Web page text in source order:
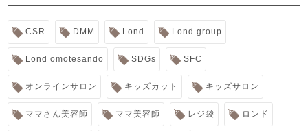
CSR DMM Lond Lond group
Lond omotesando SDGs SFC
オンラインサロン キッズカット キッズサロン
ママさん美容師 ママ美容師 レジ袋 ロンド